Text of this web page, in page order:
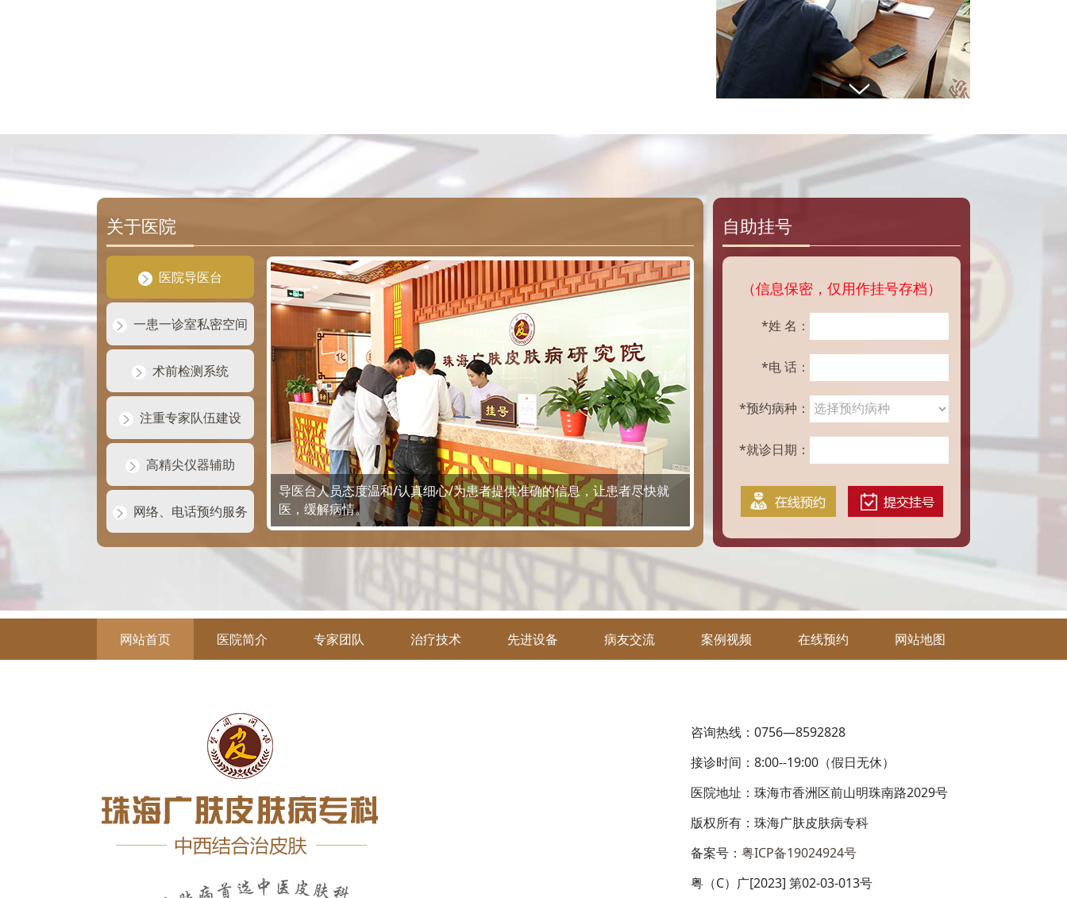
关于医院
医院导医台
一患一诊室私密空间
术前检测系统
注重专家队伍建设
高精尖仪器辅助
网络、电话预约服务
导医台人员态度温和/认真细心/为患者提供准确的信息，让患者尽快就
医，缓解病情。
自助挂号
（信息保密，仅用作挂号存档）
*姓 名：
*电 话：
*预约病种：
*就诊日期：
网站首页 医院简介 专家团队 治疗技术 先进设备 病友交流 案例视频 在线预约 网站地图
咨询热线：0756—8592828
接诊时间：8:00--19:00（假日无休）
医院地址：珠海市香洲区前山明珠南路2029号
版权所有：珠海广肤皮肤病专科
备案号： 粤ICP备19024924号
粤（C）广[2023] 第02-03-013号